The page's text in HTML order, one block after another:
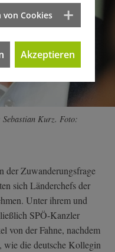
Kurz. Foto:
der Zuwanderungsfrage
sich Länderchefs der
Unter ihrem und
SPÖ-Kanzler
von der Fahne, nachdem
wie die deutsche Kollegin
von Cookies
Akzeptieren